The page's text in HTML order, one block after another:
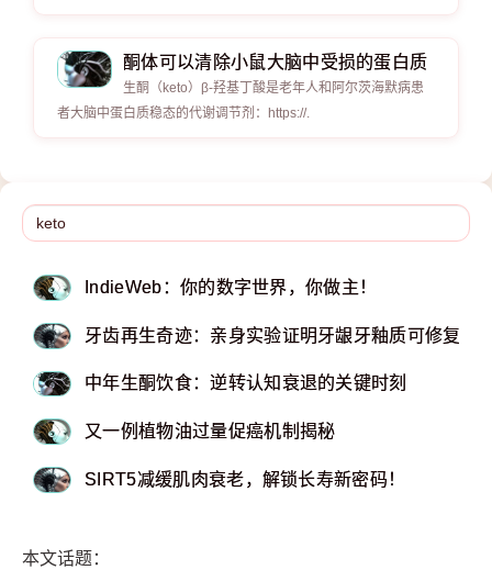
酮体可以清除小鼠大脑中受损的蛋白质
生酮（keto）β-羟基丁酸是老年人和阿尔茨海默病患
者大脑中蛋白质稳态的代谢调节剂：https://.
IndieWeb：你的数字世界，你做主！
牙齿再生奇迹：亲身实验证明牙龈牙釉质可修复！
中年生酮饮食：逆转认知衰退的关键时刻
又一例植物油过量促癌机制揭秘
SIRT5减缓肌肉衰老，解锁长寿新密码！
本文话题：